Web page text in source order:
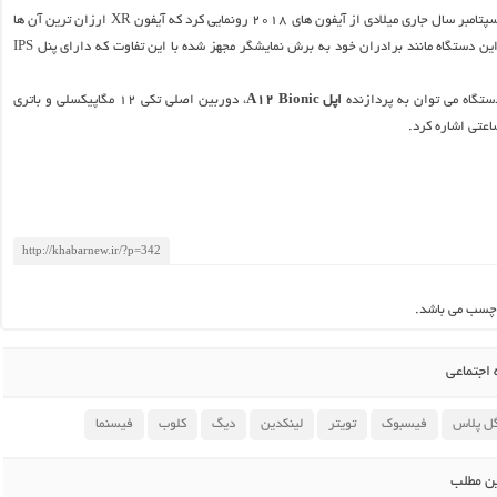
این کمپانی در ماه سپتامبر سال جاری میلادی از آیفون های ۲۰۱۸ رونمایی کرد که آیفون XR ارزان ترین آن ها
محسوب می شود. این دستگاه مانند برادران خود به برش نمایشگر مجهز شده با این تفاوت که دارای پنل IPS
می توان به پردازنده اپل A12 Bionic ، دوربین اصلی تکی ۱۲ مگاپیکسلی و باتری
می باشد.
پلاس فیسبوک تویتر لینکدین دیگ کلوب فیسنما
مطلب